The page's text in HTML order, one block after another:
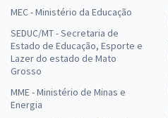
MEC - Ministério da Educação
SEDUC/MT - Secretaria de
Estado de Educação, Esporte e
Lazer do estado de Mato
Grosso
MME - Ministério de Minas e
Energia